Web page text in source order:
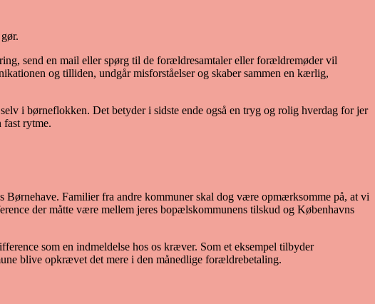
send en mail eller spørg til de forældresamtaler eller forældremøder vil
og tilliden, undgår misforståelser og skaber sammen en kærlig,
i børneflokken. Det betyder i sidste ende også en tryg og rolig hverdag for jer
rytme.
Familier fra andre kommuner skal dog være opmærksomme på, at vi
der måtte være mellem jeres bopælskommunens tilskud og Københavns
som en indmeldelse hos os kræver. Som et eksempel tilbyder
blive opkrævet det mere i den månedlige forældrebetaling.